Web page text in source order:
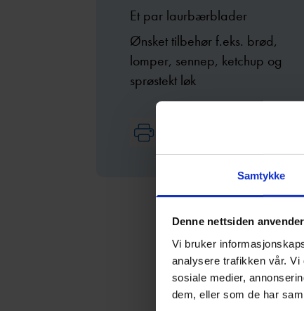
Samtykke
Denne nettsiden
Vi bruker
analysere trafikken vår.
sosiale medier,
dem, eller som de har
Et par laurbærblader
Ønsket tilbehør f.eks. brød,
lomper, sennep, ketchup og
sprøstekt løk